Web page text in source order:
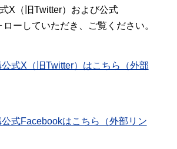
X（旧Twitter）および公式
ーしていただき、ご覧ください。
式X（旧Twitter）はこちら（外部
公式Facebookはこちら（外部リン